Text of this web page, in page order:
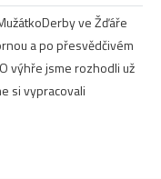
Derby ve Žďáře
a po přesvědčivém
výhře jsme rozhodli už
si vypracovali